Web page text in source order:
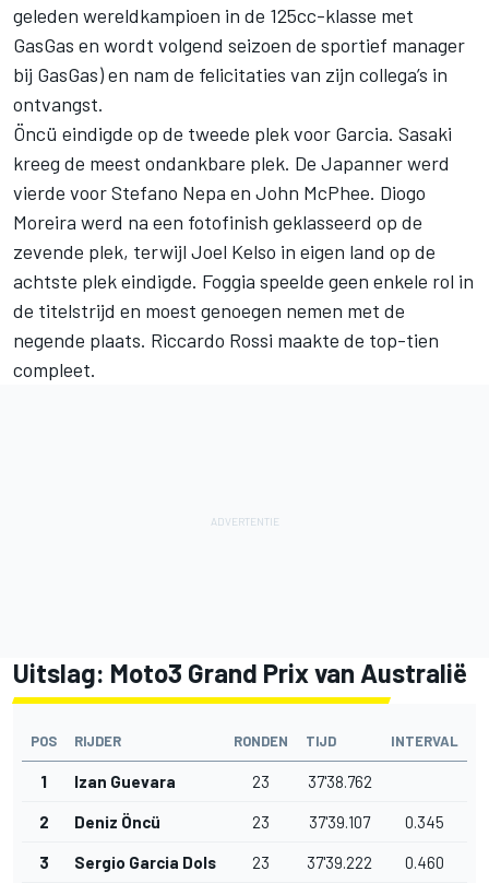
geleden wereldkampioen in de 125cc-klasse met
GasGas en wordt volgend seizoen de sportief manager
bij GasGas) en nam de felicitaties van zijn collega’s in
ontvangst.
Öncü eindigde op de tweede plek voor Garcia. Sasaki
kreeg de meest ondankbare plek. De Japanner werd
vierde voorStefano Nepa en John McPhee. Diogo
Moreira werd na een fotofinish geklasseerd op de
zevende plek, terwijl Joel Kelso in eigen land op de
achtste plek eindigde. Foggia speelde geen enkele rol in
de titelstrijd en moest genoegen nemen met de
negende plaats. Riccardo Rossi maakte de top-tien
compleet.
Uitslag: Moto3 Grand Prix van Australië
POS RIJDER RONDEN TIJD INTERVAL
1 Izan Guevara 23 37'38.762
2 Deniz Öncü 23 37'39.107 0.345
3 Sergio Garcia Dols 23 37'39.222 0.460